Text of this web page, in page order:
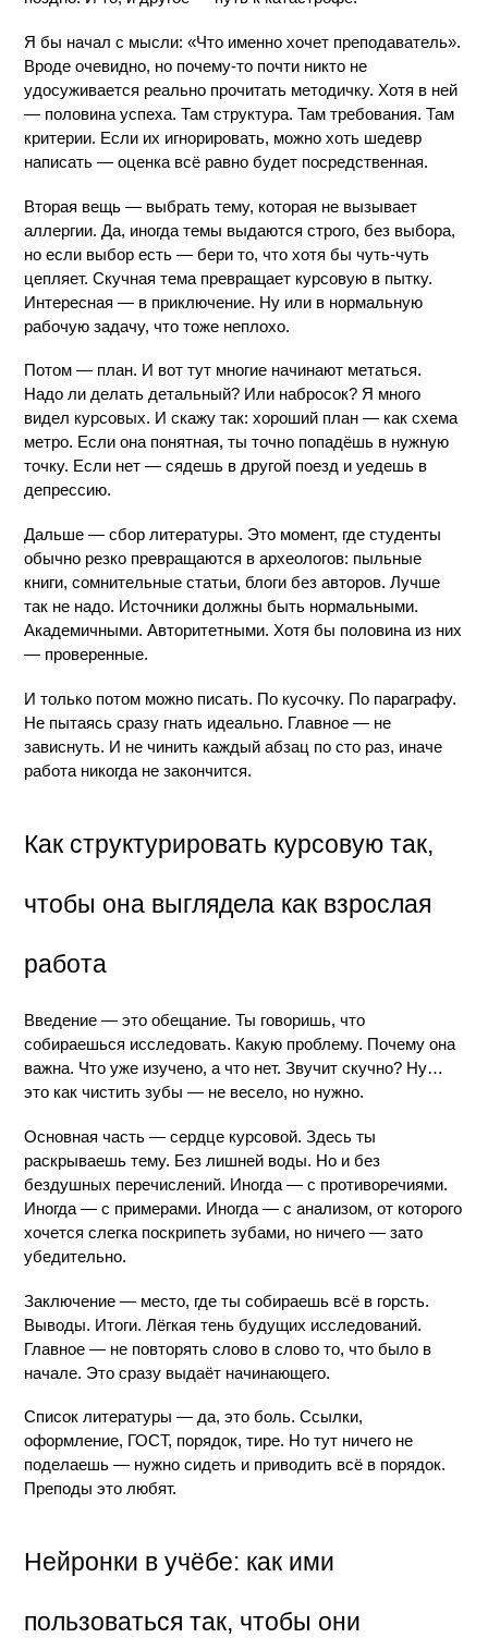
Я бы начал с мысли: «Что именно хочет преподаватель».
Вроде очевидно, но почему-то почти никто не
удосуживается реально прочитать методичку. Хотя в ней
— половина успеха. Там структура. Там требования. Там
критерии. Если их игнорировать, можно хоть шедевр
написать — оценка всё равно будет посредственная.
Вторая вещь — выбрать тему, которая не вызывает
аллергии. Да, иногда темы выдаются строго, без выбора,
но если выбор есть — бери то, что хотя бы чуть-чуть
цепляет. Скучная тема превращает курсовую в пытку.
Интересная — в приключение. Ну или в нормальную
рабочую задачу, что тоже неплохо.
Потом — план. И вот тут многие начинают метаться.
Надо ли делать детальный? Или набросок? Я много
видел курсовых. И скажу так: хороший план — как схема
метро. Если она понятная, ты точно попадёшь в нужную
точку. Если нет — сядешь в другой поезд и уедешь в
депрессию.
Дальше — сбор литературы. Это момент, где студенты
обычно резко превращаются в археологов: пыльные
книги, сомнительные статьи, блоги без авторов. Лучше
так не надо. Источники должны быть нормальными.
Академичными. Авторитетными. Хотя бы половина из них
— проверенные.
И только потом можно писать. По кусочку. По параграфу.
Не пытаясь сразу гнать идеально. Главное — не
зависнуть. И не чинить каждый абзац по сто раз, иначе
работа никогда не закончится.
Как структурировать курсовую так,
чтобы она выглядела как взрослая
работа
Введение — это обещание. Ты говоришь, что
собираешься исследовать. Какую проблему. Почему она
важна. Что уже изучено, а что нет. Звучит скучно? Ну…
это как чистить зубы — не весело, но нужно.
Основная часть — сердце курсовой. Здесь ты
раскрываешь тему. Без лишней воды. Но и без
бездушных перечислений. Иногда — с противоречиями.
Иногда — с примерами. Иногда — с анализом, от которого
хочется слегка поскрипеть зубами, но ничего — зато
убедительно.
Заключение — место, где ты собираешь всё в горсть.
Выводы. Итоги. Лёгкая тень будущих исследований.
Главное — не повторять слово в слово то, что было в
начале. Это сразу выдаёт начинающего.
Список литературы — да, это боль. Ссылки,
оформление, ГОСТ, порядок, тире. Но тут ничего не
поделаешь — нужно сидеть и приводить всё в порядок.
Преподы это любят.
Нейронки в учёбе: как ими
пользоваться так, чтобы они